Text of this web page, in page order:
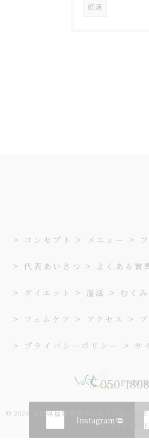
妊活
050-
Instagram
コンセプト メニュー
代表あいさつ よくある質
ダイエット 温活 むくみ
フェムケア アクセス
プライバシーポリシー サ
© 2026 福岡県福岡市東区のエステなら
RIGHTS